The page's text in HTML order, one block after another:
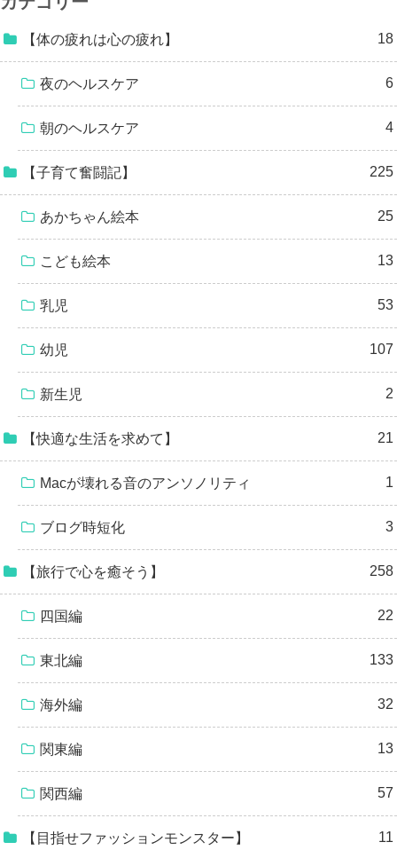
【体の疲れは心の疲れ】 18
夜のヘルスケア 6
朝のヘルスケア 4
【子育て奮闘記】 225
あかちゃん絵本 25
こども絵本 13
乳児 53
幼児 107
新生児 2
【快適な生活を求めて】 21
Macが壊れる音のアンソノリティ 1
ブログ時短化 3
【旅行で心を癒そう】 258
四国編 22
東北編 133
海外編 32
関東編 13
関西編 57
【目指せファッションモンスター】 11